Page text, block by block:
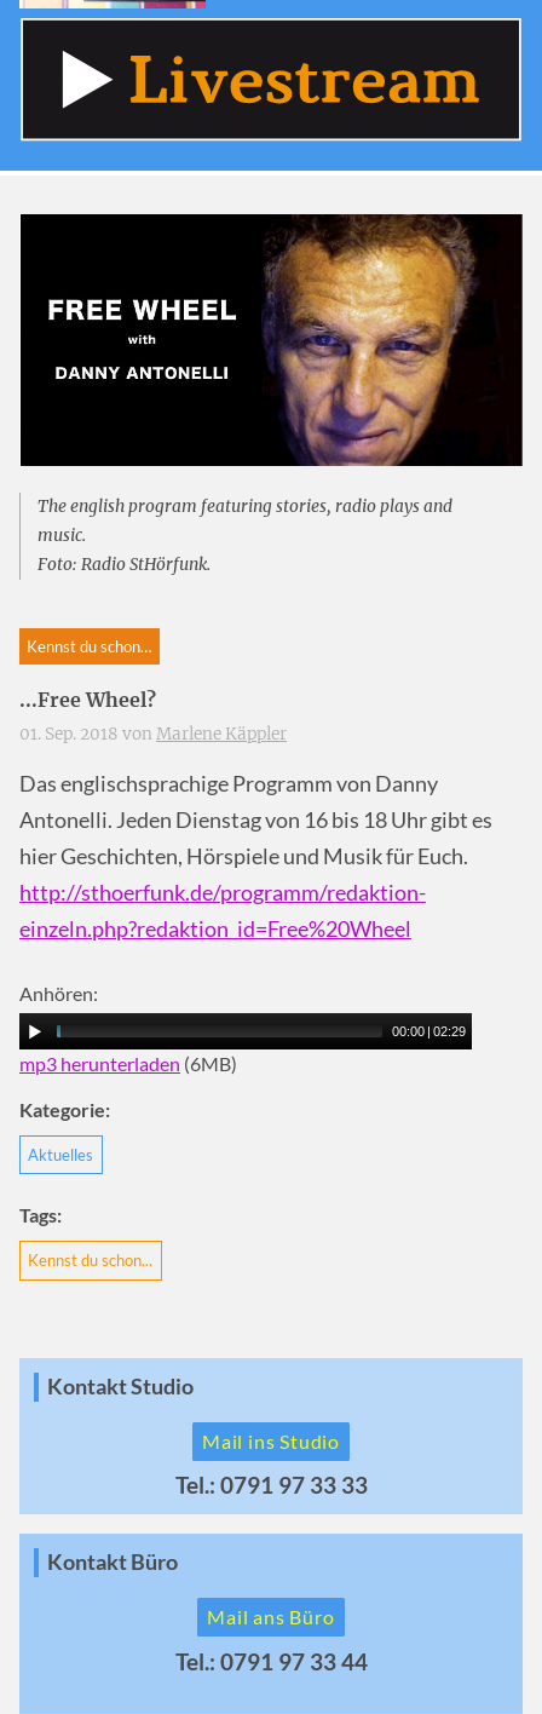
The english program featuring stories, radio plays and
music.
Foto: Radio StHörfunk.
Kennst du schon…
...Free Wheel?
01. Sep. 2018 von Marlene Käppler
Das englischsprachige Programm von Danny
Antonelli. Jeden Dienstag von 16 bis 18 Uhr gibt es
hier Geschichten, Hörspiele und Musik für Euch.
http://sthoerfunk.de/programm/redaktion-
einzeln.php?redaktion_id=Free%20Wheel
Anhören:
00:00 | 02:29
mp3 herunterladen (6MB)
Kategorie:
Aktuelles
Tags:
Kennst du schon...
Kontakt Studio
Mail ins Studio
Tel.: 0791 97 33 33
Kontakt Büro
Mail ans Büro
Tel.: 0791 97 33 44